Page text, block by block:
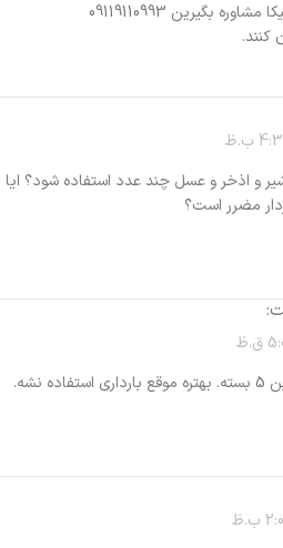
بگیرین 09119110993
کنند.
و اذخر و عسل چند عدد استفاده شود؟ ایا
مضرر است؟
نشه.